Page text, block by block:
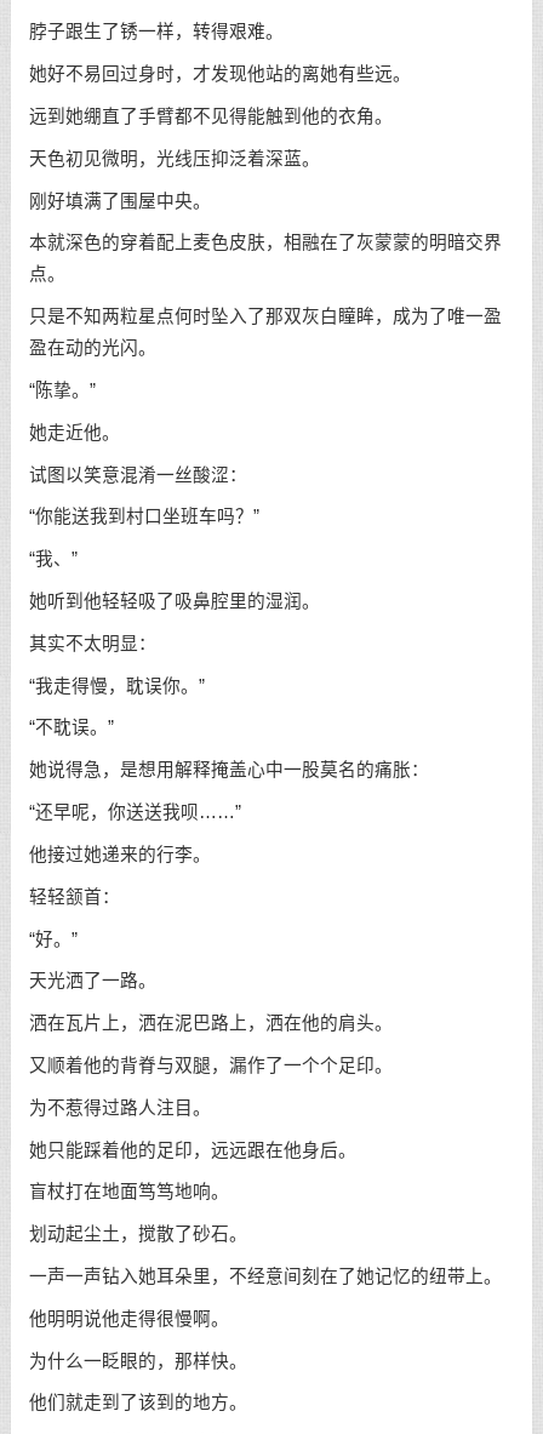
脖子跟生了锈一样，转得艰难。
她好不易回过身时，才发现他站的离她有些远。
远到她绷直了手臂都不见得能触到他的衣角。
天色初见微明，光线压抑泛着深蓝。
刚好填满了围屋中央。
本就深色的穿着配上麦色皮肤，相融在了灰蒙蒙的明暗交界
点。
只是不知两粒星点何时坠入了那双灰白瞳眸，成为了唯一盈
盈在动的光闪。
“陈挚。”
她走近他。
试图以笑意混淆一丝酸涩：
“你能送我到村口坐班车吗？”
“我、”
她听到他轻轻吸了吸鼻腔里的湿润。
其实不太明显：
“我走得慢，耽误你。”
“不耽误。”
她说得急，是想用解释掩盖心中一股莫名的痛胀：
“还早呢，你送送我呗……”
他接过她递来的行李。
轻轻颔首：
“好。”
天光洒了一路。
洒在瓦片上，洒在泥巴路上，洒在他的肩头。
又顺着他的背脊与双腿，漏作了一个个足印。
为不惹得过路人注目。
她只能踩着他的足印，远远跟在他身后。
盲杖打在地面笃笃地响。
划动起尘土，搅散了砂石。
一声一声钻入她耳朵里，不经意间刻在了她记忆的纽带上。
他明明说他走得很慢啊。
为什么一眨眼的，那样快。
他们就走到了该到的地方。